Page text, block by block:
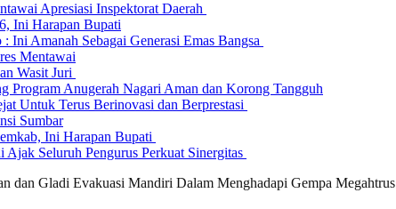
Apresiasi Inspektorat Daerah
Ini Harapan Bupati
Amanah Sebagai Generasi Emas Bangsa
Mentawai
Wasit Juri
Program Anugerah Nagari Aman dan Korong Tangguh
Untuk Terus Berinovasi dan Berprestasi
Sumbar
Ini Harapan Bupati
Seluruh Pengurus Perkuat Sinergitas
dan Gladi Evakuasi Mandiri Dalam Menghadapi Gempa Megahtrus